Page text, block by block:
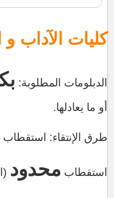
كليات الآداب و
الدبلومات المطلوبة:
أو ما يعادلها.
طرق الإنتقاء: استقطاب
استقطاب محدود